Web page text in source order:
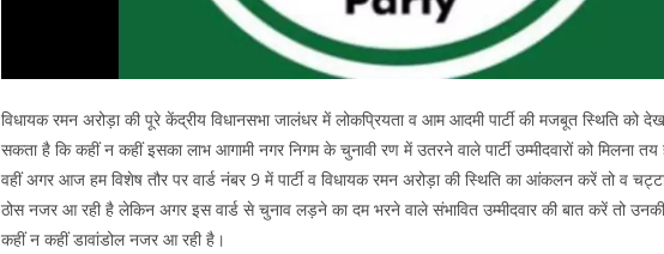
विधायक रमन अरोड़ा की पूरे केंद्रीय विधानसभा जालंधर में लोकप्रियता व आम आदमी पार्टी की मजबूत स्थिति को
सकता है कि कहीं न कहीं इसका लाभ आगामी नगर निगम के चुनावी रण में उतरने वाले पार्टी उम्मीदवारों को मिलना तय
वहीं अगर आज हम विशेष तौर पर वार्ड नंबर 9 में पार्टी व विधायक रमन अरोड़ा की स्थिति का आंकलन करें तो व
ठोस नजर आ रही है लेकिन अगर इस वार्ड से चुनाव लड़ने का दम भरने वाले संभावित उम्मीदवार की बात करें तो
कहीं न कहीं डावांडोल नजर आ रही है।